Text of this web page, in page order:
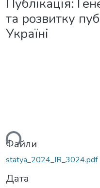
Публікація:
та розвитку
Україні
Файли
statya_2024_IR_3024.pdf
Дата